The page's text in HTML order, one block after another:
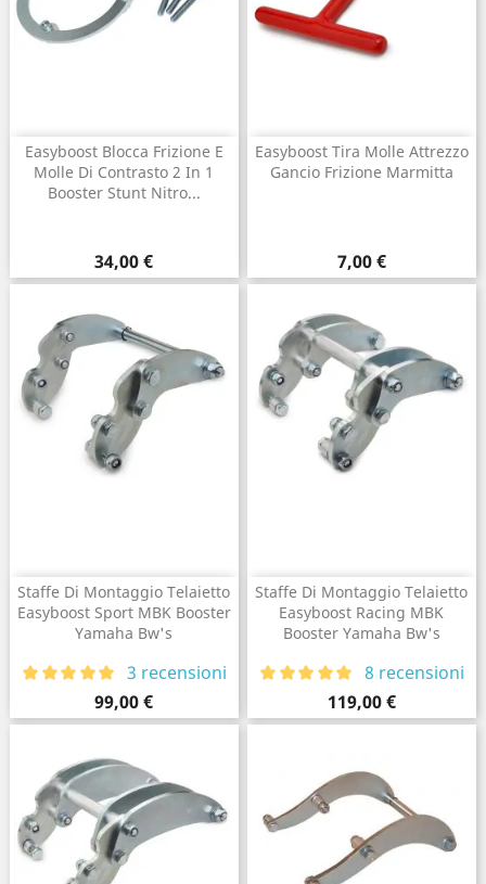
Easyboost Blocca Frizione E
Molle Di Contrasto 2 In 1
Booster Stunt Nitro...
Prezzo
34,00 €
Easyboost Tira Molle Attrezzo
Gancio Frizione Marmitta
Prezzo
7,00 €
Staffe Di Montaggio Telaietto
Easyboost Sport MBK Booster
Yamaha Bw's
Prezzo
99,00 €
3 recensioni
Staffe Di Montaggio Telaietto
Easyboost Racing MBK
Booster Yamaha Bw's
Prezzo
119,00 €
8 recensioni